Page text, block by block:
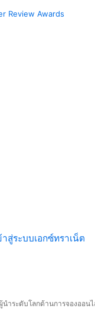
Review Awards
าสู่ระบบเอกซ์ทราเน็ต
ำระดับโลกด้านการจองออน